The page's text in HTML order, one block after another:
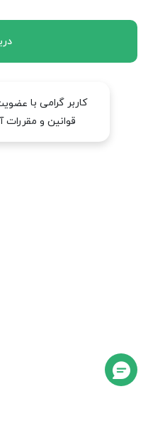
کاربر گرامی با
قوانین و مقررات